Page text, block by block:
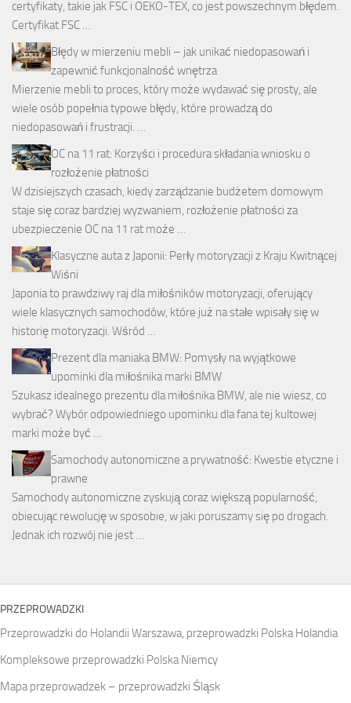
certyfikaty, takie jak FSC i OEKO-TEX, co jest powszechnym błędem.
Certyfikat FSC …
Błędy w mierzeniu mebli – jak unikać niedopasowań i
zapewnić funkcjonalność wnętrza
Mierzenie mebli to proces, który może wydawać się prosty, ale
wiele osób popełnia typowe błędy, które prowadzą do
niedopasowań i frustracji. …
OC na 11 rat: Korzyści i procedura składania wniosku o
rozłożenie płatności
W dzisiejszych czasach, kiedy zarządzanie budżetem domowym
staje się coraz bardziej wyzwaniem, rozłożenie płatności za
ubezpieczenie OC na 11 rat może …
Klasyczne auta z Japonii: Perły motoryzacji z Kraju Kwitnącej
Wiśni
Japonia to prawdziwy raj dla miłośników motoryzacji, oferujący
wiele klasycznych samochodów, które już na stałe wpisały się w
historię motoryzacji. Wśród …
Prezent dla maniaka BMW: Pomysły na wyjątkowe
upominki dla miłośnika marki BMW
Szukasz idealnego prezentu dla miłośnika BMW, ale nie wiesz, co
wybrać? Wybór odpowiedniego upominku dla fana tej kultowej
marki może być …
Samochody autonomiczne a prywatność: Kwestie etyczne i
prawne
Samochody autonomiczne zyskują coraz większą popularność,
obiecując rewolucję w sposobie, w jaki poruszamy się po drogach.
Jednak ich rozwój nie jest …
PRZEPROWADZKI
Przeprowadzki do Holandii Warszawa, przeprowadzki Polska Holandia
Kompleksowe przeprowadzki Polska Niemcy
Mapa przeprowadzek – przeprowadzki Śląsk